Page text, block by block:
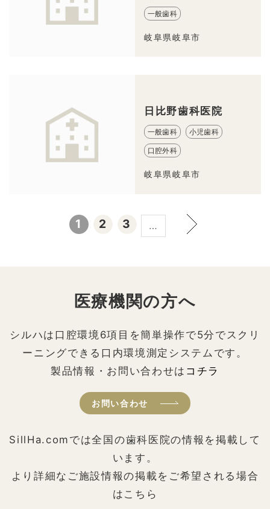
一般歯科
岐阜県岐阜市
日比野歯科医院
一般歯科 小児歯科
口腔外科
岐阜県岐阜市
1 2 3 …
医療機関の方へ
シルハは口腔環境6項目を簡単操作で5分でスクリ
ーニングできる口内環境測定システムです。
製品情報・お問い合わせは コチラ
お問い合わせ
SillHa.comでは全国の歯科医院の情報を掲載して
います。
より詳細なご施設情報の掲載をご希望される場合
はこちら